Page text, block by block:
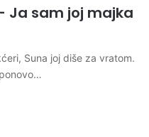
Ja sam joj majka
Suna joj diše za vratom.